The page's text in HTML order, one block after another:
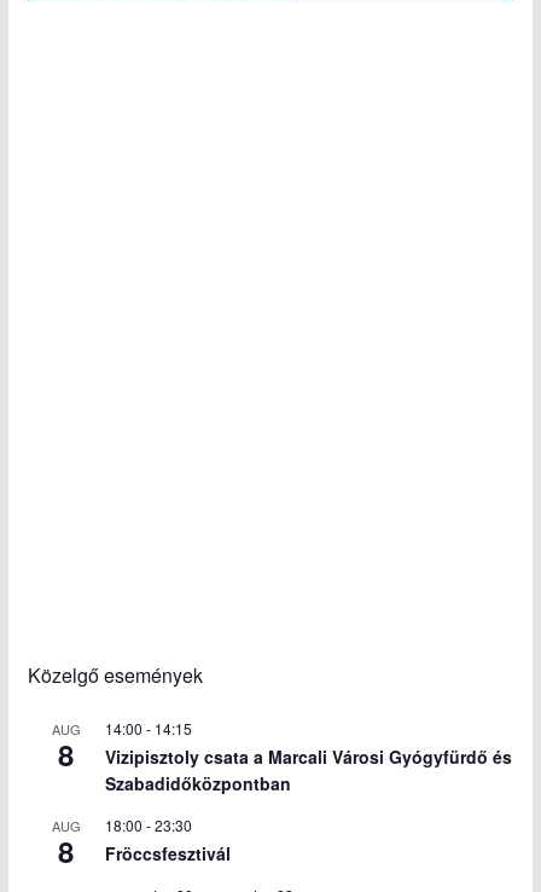
Közelgő események
AUG
8
14:00 - 14:15
Vizipisztoly csata a Marcali Városi Gyógyfürdő és
Szabadidőközpontban
AUG
8
18:00 -23:30
Fröccsfesztivál